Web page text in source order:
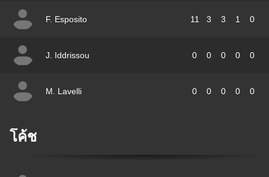
F. Esposito 11 3 3 1 0
J. Iddrissou 0 0 0 0 0
M. Lavelli 0 0 0 0 0
โค้ช